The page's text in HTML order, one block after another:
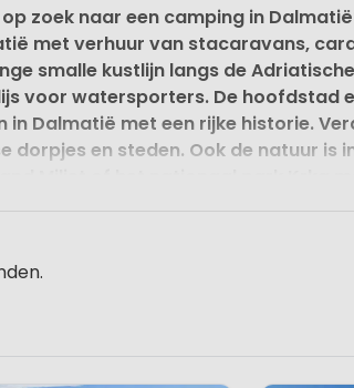
op zoek naar een camping in
met verhuur van stacaravans,
smalle kustlijn langs de
voor watersporters. De hoofdstad
in Dalmatië met een rijke historie.
dorpjes en steden. Ook de natuur is
door het fantastische klimaat en mooie
zich hoeft te vervelen.
is het gebied dat de uitgerekte